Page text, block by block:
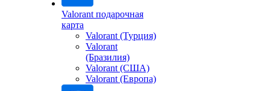
Valorant подарочная
карта
Valorant (Турция)
Valorant
(Бразилия)
Valorant (США)
Valorant (Европа)